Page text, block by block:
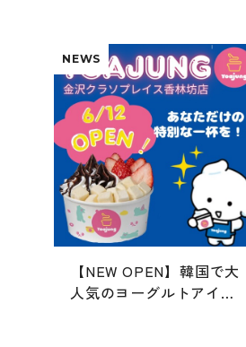
NEWS
【NEW OPEN】韓国で大
人気のヨーグルトアイス